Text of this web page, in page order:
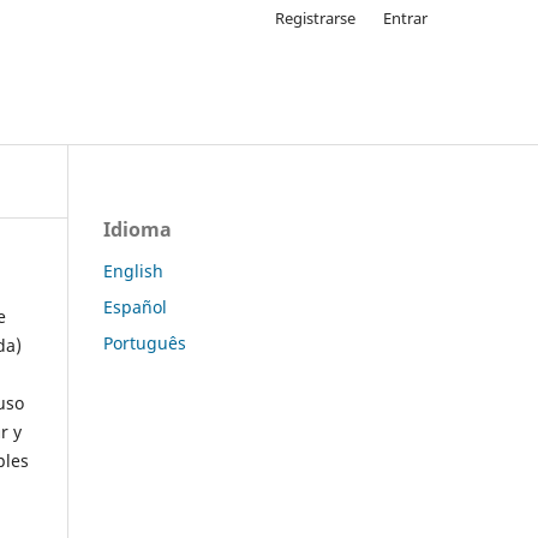
Registrarse Entrar
y
Idioma
English
Español
Português